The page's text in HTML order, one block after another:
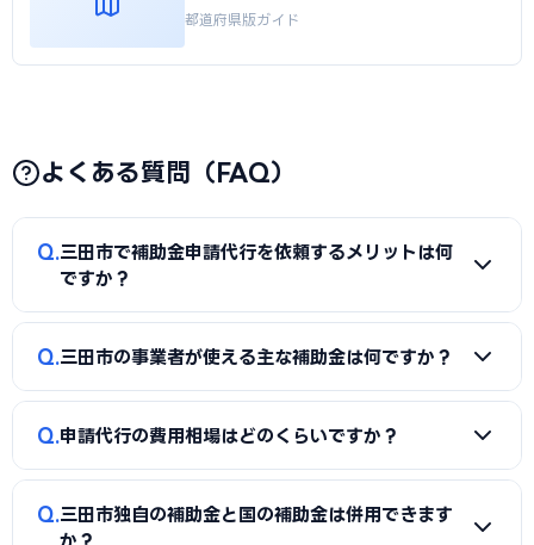
都道府県版ガイド
よくある質問（FAQ）
Q 三田市で補助金申請代行を依頼するメリットは何
ですか？
A
補助金は事業計画書の完成度で採択率が大きく変わりま
成、必要書類の整備、申請システム（電子申請）の操作、採
択後の実績報告まで一貫してサポートを受けられます。本業に
Q 三田市の事業者が使える主な補助金は何ですか？
A
国の「ものづくり補助金」「IT導入補助金」「小規模事
投資補助金」に加え、三田市独自の補助金・助成金が活用で
きます。詳しくは本記事の「三田市独自の補助金制度」「国
の主要補助金」の各セクションをご覧ください。
Q 申請代行の費用相場はどのくらいですか？
A
一般的に「着手金（無料〜数万円）＋成功報酬（採択額
の10〜15%程度）」の体系が多く、完全成功報酬型の事務所
Q 三田市独自の補助金と国の補助金は併用できます
か？